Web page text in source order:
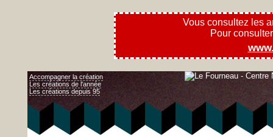
Vous consultez les
Pour
Accompagner la création
Les créations de l'année
Les créations depuis 95